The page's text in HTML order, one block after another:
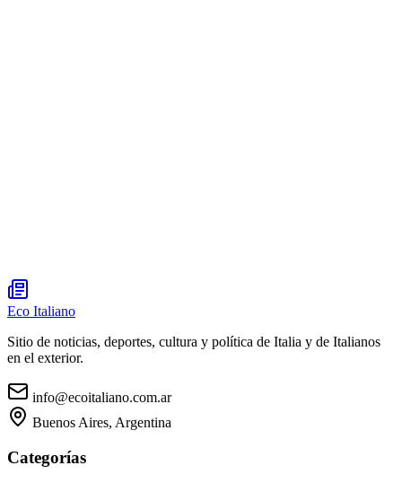
Eco Italiano
Sitio de noticias, deportes, cultura y política de Italia y de Italianos
en el exterior.
info@ecoitaliano.com.ar
Buenos Aires, Argentina
Categorías